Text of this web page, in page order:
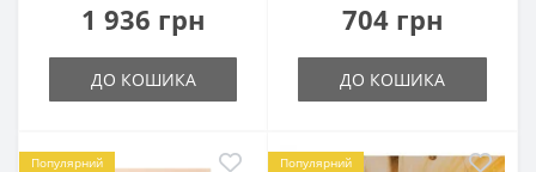
1 936 грн
ДО КОШИКА
704 грн
ДО КОШИКА
Популярний Популярний